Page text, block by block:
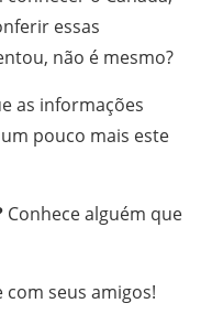
essas
não é mesmo?
as informações
pouco mais este
Conhece alguém que
seus amigos!